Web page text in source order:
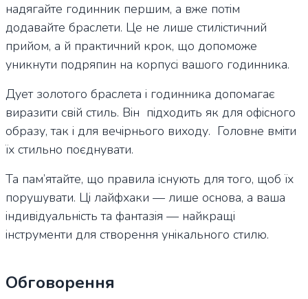
надягайте годинник першим, а вже потім
додавайте браслети. Це не лише стилістичний
прийом, а й практичний крок, що допоможе
уникнути подряпин на корпусі вашого годинника.
Дует золотого браслета і годинника допомагає
виразити свій стиль. Він підходить як для офісного
образу, так і для вечірнього виходу. Головне вміти
їх стильно поєднувати.
Та пам’ятайте, що правила існують для того, щоб їх
порушувати. Ці лайфхаки — лише основа, а ваша
індивідуальність та фантазія — найкращі
інструменти для створення унікального стилю.
Обговорення